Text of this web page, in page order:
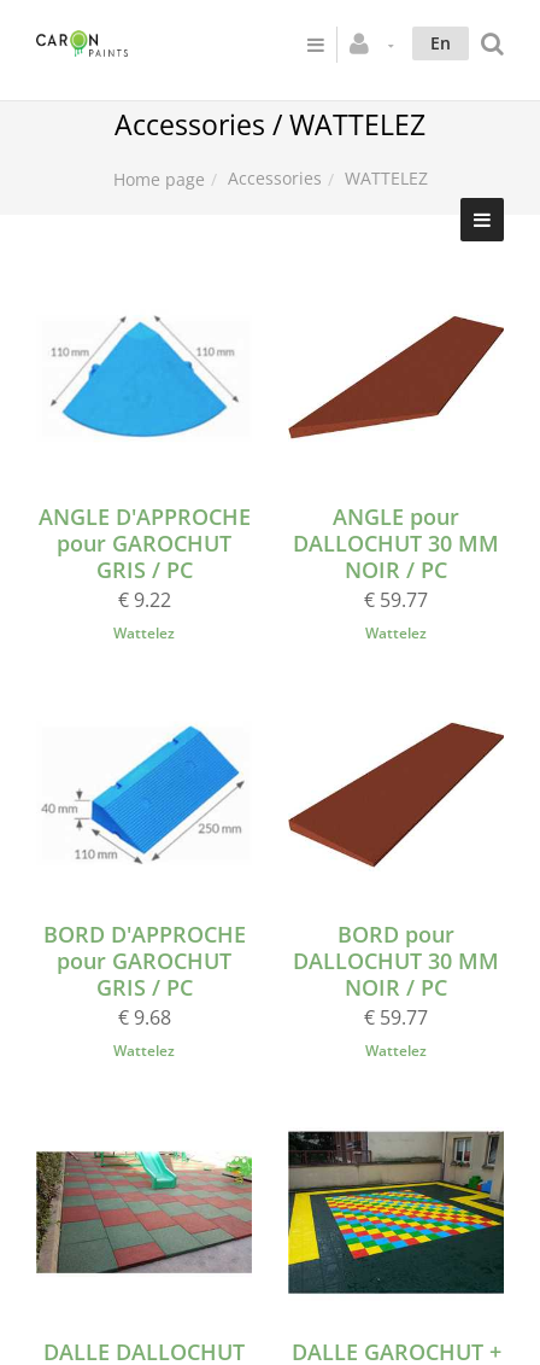
En
Accessories / WATTELEZ
Home page Accessories WATTELEZ
ANGLE D'APPROCHE
pour GAROCHUT
GRIS / PC
€ 9.22
Wattelez
ANGLE pour
DALLOCHUT 30 MM
NOIR / PC
€ 59.77
Wattelez
BORD D'APPROCHE
pour GAROCHUT
GRIS / PC
€ 9.68
Wattelez
BORD pour
DALLOCHUT 30 MM
NOIR / PC
€ 59.77
Wattelez
DALLE DALLOCHUT
DALLE GAROCHUT +